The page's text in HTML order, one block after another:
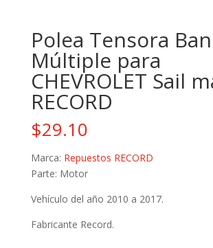
Polea Tensora
Múltiple para
CHEVROLET Sail
RECORD
$29.10
Marca: Repuestos RECORD
Parte: Motor
Vehículo del año 2010 a 2017.
Fabricante Record.